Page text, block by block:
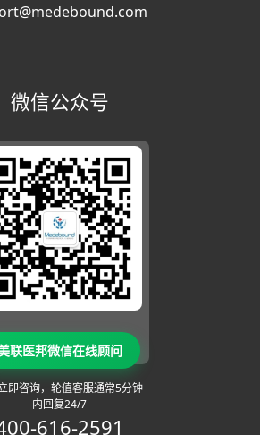
微信公众号
联医邦微信在线顾问
即咨询，轮值客服通常5分钟
内回复24/7
616-2591